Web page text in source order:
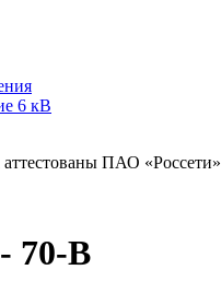
6 кВ
ПАО «Россети»
70-В